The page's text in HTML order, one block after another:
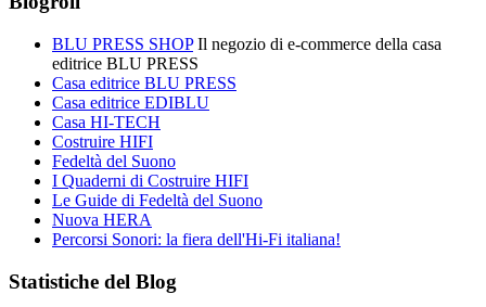
BLU PRESS SHOPIl negozio di e-commerce della casa
editrice BLU PRESS
Casa editrice BLU PRESS
Casa editrice EDIBLU
Casa HI-TECH
Costruire HIFI
Fedeltà del Suono
I Quaderni di Costruire HIFI
Le Guide di Fedeltà del Suono
Nuova HERA
Percorsi Sonori: la fiera dell'Hi-Fi italiana!
Statistiche del Blog